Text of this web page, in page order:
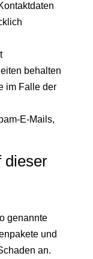
behalten
im Falle der
E-Mails,
dieser
genannte
und
an.